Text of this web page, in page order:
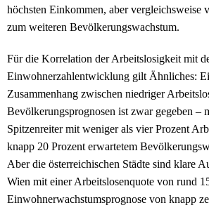
höchsten Einkommen, aber vergleichsweise
zum weiteren Bevölkerungswachstum.
Für die Korrelation der Arbeitslosigkeit mit
Einwohnerzahlentwicklung gilt Ähnliches:
Zusammenhang zwischen niedriger
Bevölkerungsprognosen ist zwar gegeben –
Spitzenreiter mit weniger als vier Prozent
knapp 20 Prozent erwartetem
Aber die österreichischen Städte sind klare
Wien mit einer Arbeitslosenquote von rund
Einwohnerwachstumsprognose von knapp